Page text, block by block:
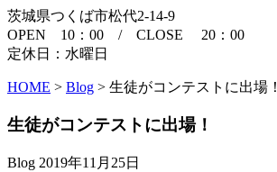
茨城県つくば市松代2-14-9
OPEN 10：00 / CLOSE 20：00
定休日：水曜日
HOME > Blog > 生徒がコンテストに出場！
生徒がコンテストに出場！
Blog 2019年11月25日